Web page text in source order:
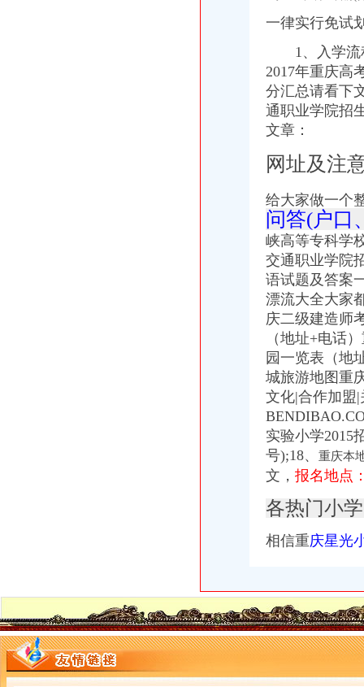
求助,在渝中区马家堡办过准生证MM帮忙说哈有些啥要求。-孕期闲聊
渝中区马家堡小学二年级三班二单元复习资料(一)_老师_新浪博客
[转载]渝中区马家堡小学二年级三班二单元复习资料(三)_萱萱_新浪
重庆市渝中区马家堡付食经营部长征付食门市_【信用信息_诉讼信息_
重庆市渝中区马家堡小学二年级3班歌咏比赛-原创-高清-爱奇艺
【重庆市渝中区马家堡-公交车站商铺出租渝中大坪商铺出租】第一时
重庆市渝中区马家堡小学附近7天_重庆市渝中区马家堡小学附近7天连
【重庆市渝中区大坪制面厂马家堡饮食店】重庆市渝中区大坪制面厂
市渝中区马家堡小学股票开户,重庆市渝中区马家堡小学股票开户,
渝中区中华路小学、马家堡小学新学期响“创模”第一_环保先锋_
重庆市渝中区马家堡小学校择校费|重庆市渝中区马家堡小学校住宿费,
重庆中房家苑房产经纪有限公司渝中区马家堡经营部_【信用信息_诉讼
说课唐令春重庆渝中区马家堡小学《可能》—在线播放—优酷
说课唐令春重庆渝中区马家堡小学《可能》—在线播放—优酷
一律实行免试
1、 入学
2017年重庆高
分汇总请看下
通职业学院招
文章：
网址及注
给大家做一个
问答(户口
峡高等专科学
交通职业学院
语试题及答案
漂流大全大家
庆二级建造师
（地址+电话
园一览表（地
城旅游地图重
文化|合作加盟
实验小学2015
号);18、
重庆本
文， 报名地点
各热门小
相信重庆星光